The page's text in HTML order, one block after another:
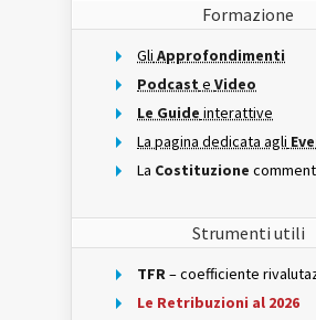
Formazione
Gli Approfondimenti
Podcast e Video
Le Guide interattive
La pagina dedicata agli
La Costituzione
Strumenti utili
TFR– coefficiente
Le Retribuzioni al 2026